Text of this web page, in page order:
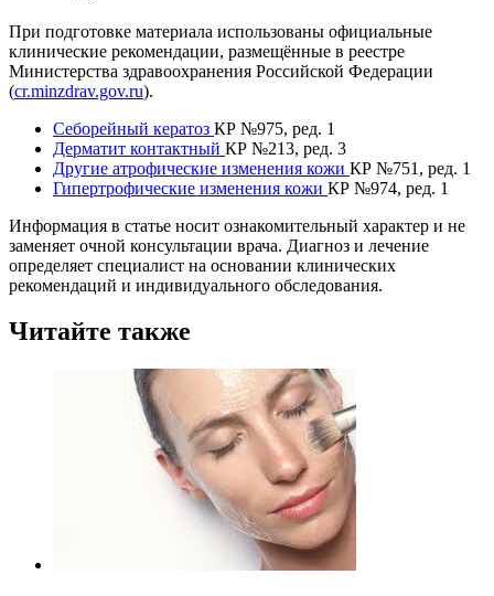
При подготовке материала использованы официальные
клинические рекомендации, размещённые в реестре
Министерства здравоохранения Российской Федерации
(cr.minzdrav.gov.ru).
Себорейный кератоз КР №975, ред. 1
Дерматит контактный КР №213, ред. 3
Другие атрофические изменения кожи КР №751, ред. 1
Гипертрофические изменения кожи КР №974, ред. 1
Информация в статье носит ознакомительный характер и не
заменяет очной консультации врача. Диагноз и лечение
определяет специалист на основании клинических
рекомендаций и индивидуального обследования.
Читайте также